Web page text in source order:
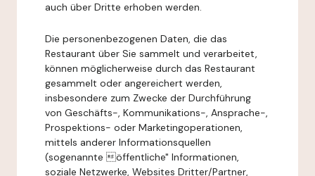
auch über Dritte erhoben werden.
Die personenbezogenen Daten, die das
Restaurant über Sie sammelt und verarbeitet,
können möglicherweise durch das Restaurant
gesammelt oder angereichert werden,
insbesondere zum Zwecke der Durchführung
von Geschäfts-, Kommunikations-, Ansprache-,
Prospektions- oder Marketingoperationen,
mittels anderer Informationsquellen
(sogenannte öffentliche" Informationen,
soziale Netzwerke, Websites Dritter/Partner,